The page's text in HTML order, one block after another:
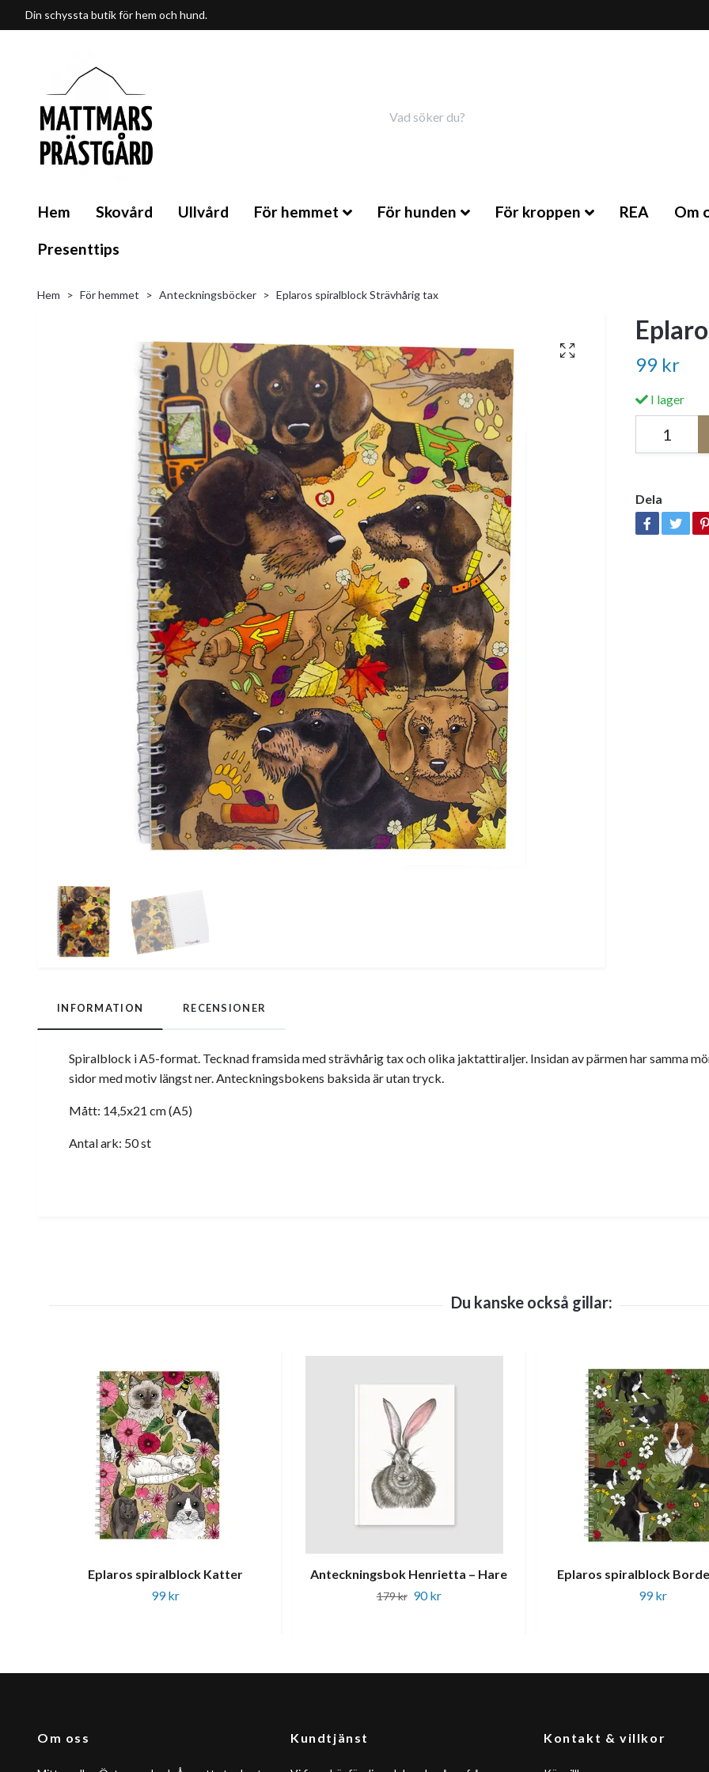
Din schyssta butik för hem och hund.
Hem Skovård Ullvård För hemmet För hunden För kroppen REA Om
Presenttips
Hem För hemmet Anteckningsböcker Eplaros spiralblock Strävhårig tax
99 kr
I lager
Dela
INFORMATION RECENSIONER
Spiralblock i A5-format. Tecknad framsida med strävhårig tax och olika jaktattiraljer. Insidan av pärmen har samma
sidor med motiv längst ner. Anteckningsbokens baksida är utan tryck.
Mått: 14,5x21 cm (A5)
Antal ark: 50 st
Eplaros spiralblock Katter
99 kr
Anteckningsbok Henrietta – Hare
179 kr 90 kr
Eplaros spiralblock
99 kr
Om oss Kundtjänst Kontakt & villkor